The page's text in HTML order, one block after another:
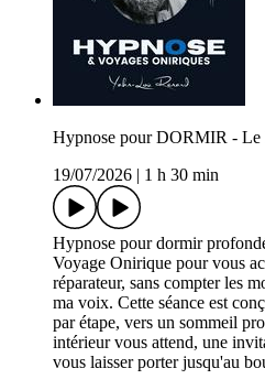
Hypnose pour DORMIR -
19/07/2026 | 1 h 30 min
Hypnose pour dormir
Voyage Onirique pour vous
réparateur, sans compter les
ma voix. Cette séance est
par étape, vers un sommeil
intérieur vous attend, une
vous laisser porter jusqu'au